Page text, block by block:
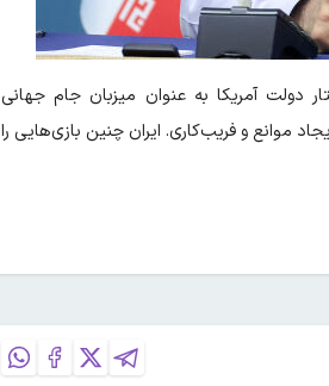
آمریکا به عنوان میزبان جام جهانی
موانع و فریب‌کاری. ایران چنین بازی‌هایی را